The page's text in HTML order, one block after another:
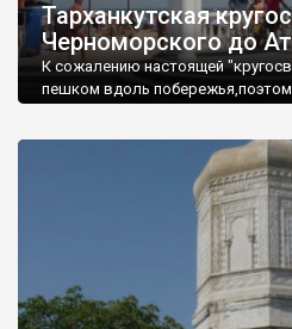
Тарханкутская
Черноморского до
К сожалению настоящей
пешком вдоль